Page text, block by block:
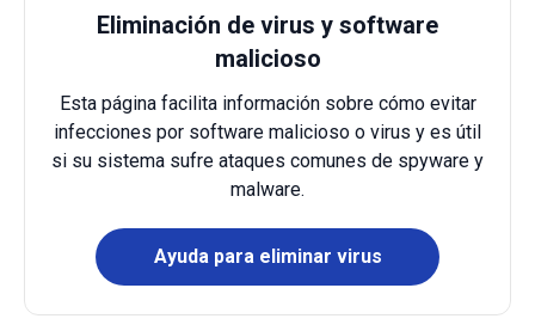
Eliminación de virus y software
malicioso
Esta página facilita información sobre cómo evitar
infecciones por software malicioso o virus y es útil
si su sistema sufre ataques comunes de spyware y
malware.
Ayuda para eliminar virus